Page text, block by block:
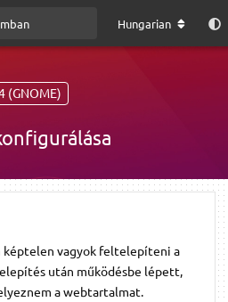
Hungarian
(GNOME)
képtelen vagyok feltelepíteni a
után működésbe lépett,
a webtartalmat.